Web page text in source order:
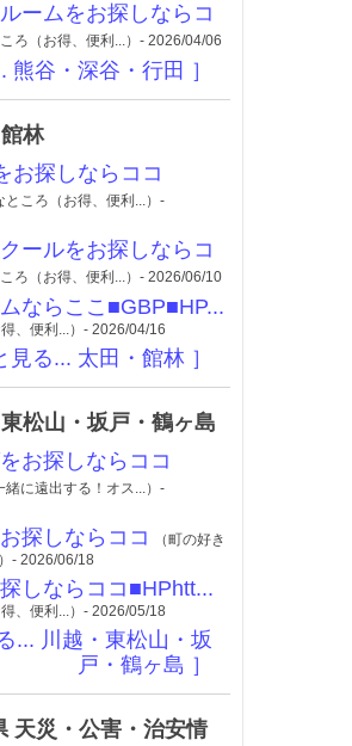
ームをお探しならコ
ろ（お得、便利...）- 2026/04/06
熊谷・深谷・行田 ］
林
お探しならココ
ところ（お得、便利...）-
ールをお探しならコ
ろ（お得、便利...）- 2026/06/10
ならここ■GBP■HP...
、便利...）- 2026/04/16
見る... 太田・館林 ］
松山・坂戸・鶴ヶ島
お探しならココ
緒に遠出する！オス...）-
探しならココ
（町の好き
- 2026/06/18
しならココ■HPhtt...
、便利...）- 2026/05/18
... 川越・東松山・坂
戸・鶴ヶ島 ］
天災・公害・治安情